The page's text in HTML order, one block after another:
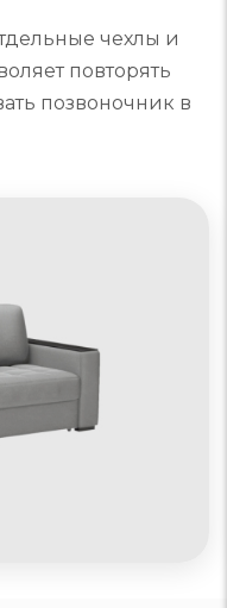
чехлы и
повторять
позвоночник в